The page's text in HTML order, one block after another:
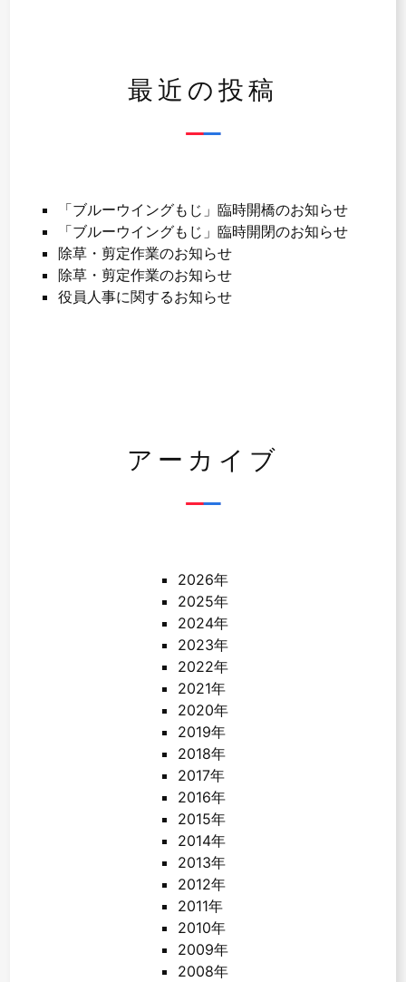
最近の投稿
「ブルーウイングもじ」臨時開橋のお知らせ
「ブルーウイングもじ」臨時開閉のお知らせ
除草・剪定作業のお知らせ
除草・剪定作業のお知らせ
役員人事に関するお知らせ
アーカイブ
2026年
2025年
2024年
2023年
2022年
2021年
2020年
2019年
2018年
2017年
2016年
2015年
2014年
2013年
2012年
2011年
2010年
2009年
2008年